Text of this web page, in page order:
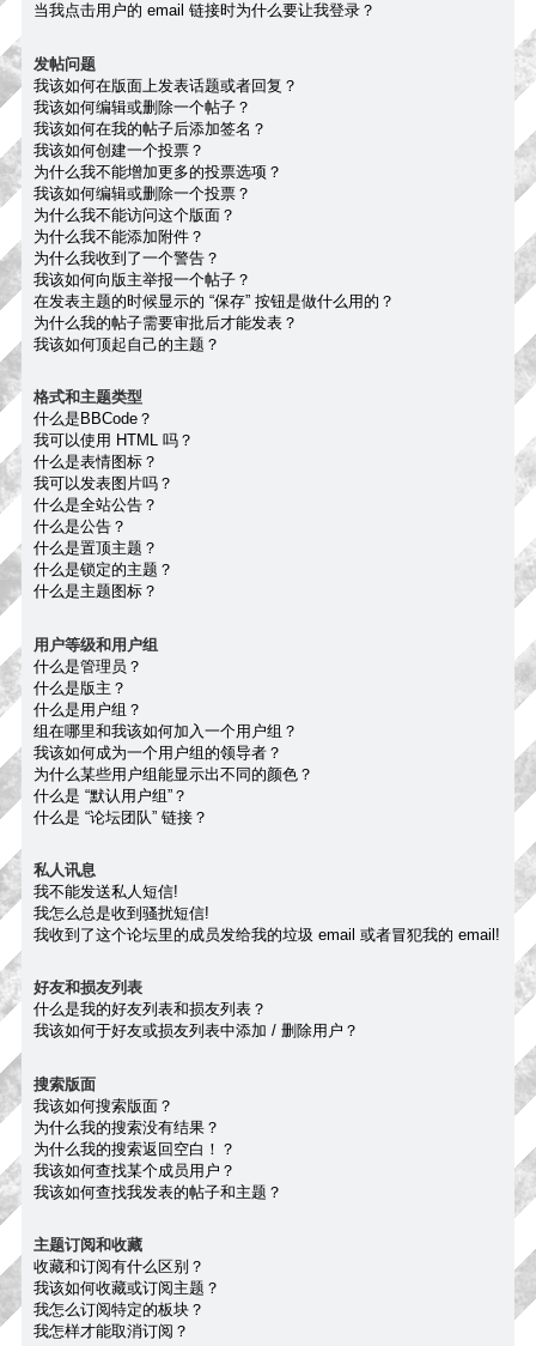
当我点击用户的 email 链接时为什么要让我登录？
发帖问题
我该如何在版面上发表话题或者回复？
我该如何编辑或删除一个帖子？
我该如何在我的帖子后添加签名？
我该如何创建一个投票？
为什么我不能增加更多的投票选项？
我该如何编辑或删除一个投票？
为什么我不能访问这个版面？
为什么我不能添加附件？
为什么我收到了一个警告？
我该如何向版主举报一个帖子？
在发表主题的时候显示的 “保存” 按钮是做什么用的？
为什么我的帖子需要审批后才能发表？
我该如何顶起自己的主题？
格式和主题类型
什么是BBCode？
我可以使用 HTML 吗？
什么是表情图标？
我可以发表图片吗？
什么是全站公告？
什么是公告？
什么是置顶主题？
什么是锁定的主题？
什么是主题图标？
用户等级和用户组
什么是管理员？
什么是版主？
什么是用户组？
组在哪里和我该如何加入一个用户组？
我该如何成为一个用户组的领导者？
为什么某些用户组能显示出不同的颜色？
什么是 “默认用户组”？
什么是 “论坛团队” 链接？
私人讯息
我不能发送私人短信!
我怎么总是收到骚扰短信!
我收到了这个论坛里的成员发给我的垃圾 email 或者冒犯我的 email!
好友和损友列表
什么是我的好友列表和损友列表？
我该如何于好友或损友列表中添加 / 删除用户？
搜索版面
我该如何搜索版面？
为什么我的搜索没有结果？
为什么我的搜索返回空白！？
我该如何查找某个成员用户？
我该如何查找我发表的帖子和主题？
主题订阅和收藏
收藏和订阅有什么区别？
我该如何收藏或订阅主题？
我怎么订阅特定的板块？
我怎样才能取消订阅？